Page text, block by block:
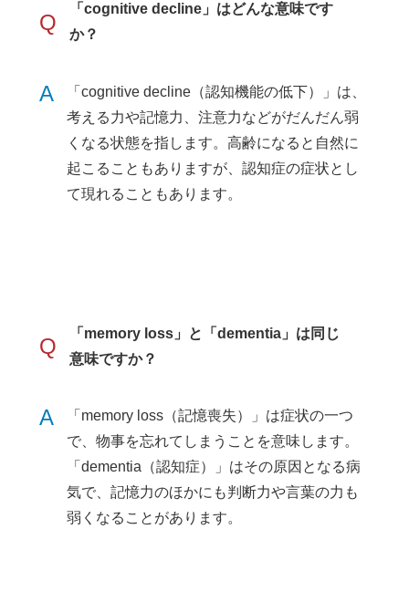
Q
「cognitive decline」はどんな意味です
か？
A
「cognitive decline（認知機能の低下）」は、
考える力や記憶力、注意力などがだんだん弱
くなる状態を指します。高齢になると自然に
起こることもありますが、認知症の症状とし
て現れることもあります。
Q
「memory loss」と「dementia」は同じ
意味ですか？
A
「memory loss（記憶喪失）」は症状の一つ
で、物事を忘れてしまうことを意味します。
「dementia（認知症）」はその原因となる病
気で、記憶力のほかにも判断力や言葉の力も
弱くなることがあります。